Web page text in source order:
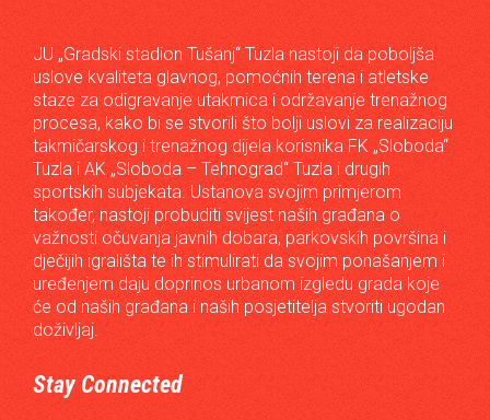
JU „Gradski stadion Tušanj“ Tuzla nastoji da poboljša
uslove kvaliteta glavnog, pomoćnih terena i atletske
staze za odigravanje utakmica i održavanje trenažnog
procesa, kako bi se stvorili što bolji uslovi za realizaciju
takmičarskog i trenažnog dijela korisnika FK „Sloboda“
Tuzla i AK „Sloboda – Tehnograd“ Tuzla i drugih
sportskih subjekata. Ustanova svojim primjerom
također, nastoji probuditi svijest naših građana o
važnosti očuvanja javnih dobara, parkovskih površina i
dječijih igrališta te ih stimulirati da svojim ponašanjem i
uređenjem daju doprinos urbanom izgledu grada koje
će od naših građana i naših posjetitelja stvoriti ugodan
doživljaj.
Stay Connected